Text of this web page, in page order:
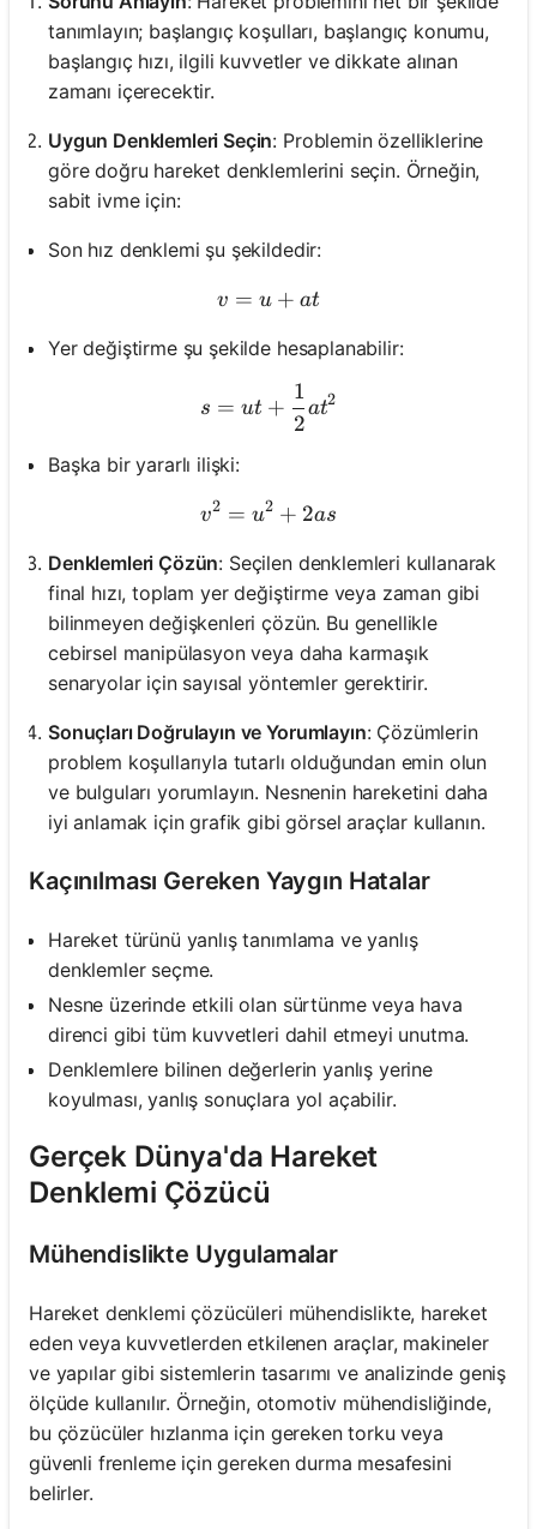
tanımlayın; başlangıç koşulları, başlangıç konumu,
başlangıç hızı, ilgili kuvvetler ve dikkate alınan
zamanı içerecektir.
Uygun Denklemleri Seçin: Problemin özelliklerine
göre doğru hareket denklemlerini seçin. Örneğin,
sabit ivme için:
Son hız denklemi şu şekildedir:
v = u + at
v = u + at
Yer değiştirme şu şekilde hesaplanabilir:
s = ut + \frac{1}{2}at^2
s = ut +
2
1
at2
Başka bir yararlı ilişki:
v^2 = u^2 + 2as
v2 = u2 + 2as
Denklemleri Çözün: Seçilen denklemleri kullanarak
final hızı, toplam yer değiştirme veya zaman gibi
bilinmeyen değişkenleri çözün. Bu genellikle
cebirsel manipülasyon veya daha karmaşık
senaryolar için sayısal yöntemler gerektirir.
Sonuçları Doğrulayın ve Yorumlayın: Çözümlerin
problem koşullarıyla tutarlı olduğundan emin olun
ve bulguları yorumlayın. Nesnenin hareketini daha
iyi anlamak için grafik gibi görsel araçlar kullanın.
Kaçınılması Gereken Yaygın Hatalar
Hareket türünü yanlış tanımlama ve yanlış
denklemler seçme.
Nesne üzerinde etkili olan sürtünme veya hava
direnci gibi tüm kuvvetleri dahil etmeyi unutma.
Denklemlere bilinen değerlerin yanlış yerine
koyulması, yanlış sonuçlara yol açabilir.
Gerçek Dünya'da Hareket
Denklemi Çözücü
Mühendislikte Uygulamalar
Hareket denklemi çözücüleri mühendislikte, hareket
eden veya kuvvetlerden etkilenen araçlar, makineler
ve yapılar gibi sistemlerin tasarımı ve analizinde geniş
ölçüde kullanılır. Örneğin, otomotiv mühendisliğinde,
bu çözücüler hızlanma için gereken torku veya
güvenli frenleme için gereken durma mesafesini
belirler.